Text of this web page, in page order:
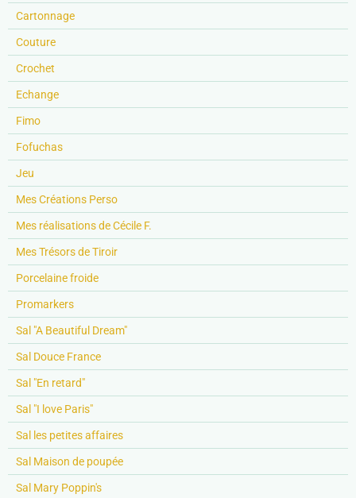
Cartonnage
Couture
Crochet
Echange
Fimo
Fofuchas
Jeu
Mes Créations Perso
Mes réalisations de Cécile F.
Mes Trésors de Tiroir
Porcelaine froide
Promarkers
Sal "A Beautiful Dream"
Sal Douce France
Sal "En retard"
Sal "I love Paris"
Sal les petites affaires
Sal Maison de poupée
Sal Mary Poppin's